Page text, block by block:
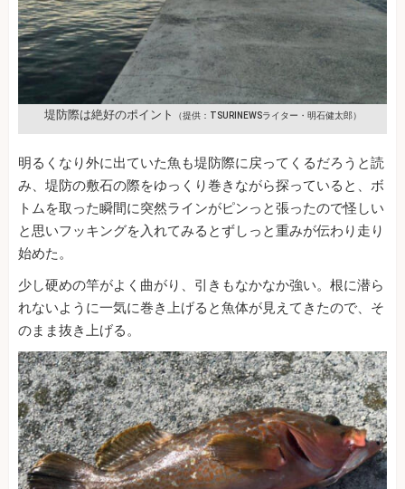
堤防際は絶好のポイント （提供：TSURINEWSライター・明石健太郎）
明るくなり外に出ていた魚も堤防際に戻ってくるだろうと読
み、堤防の敷石の際をゆっくり巻きながら探っていると、ボ
トムを取った瞬間に突然ラインがピンっと張ったので怪しい
と思いフッキングを入れてみるとずしっと重みが伝わり走り
始めた。
少し硬めの竿がよく曲がり、引きもなかなか強い。根に潜ら
れないように一気に巻き上げると魚体が見えてきたので、そ
のまま抜き上げる。